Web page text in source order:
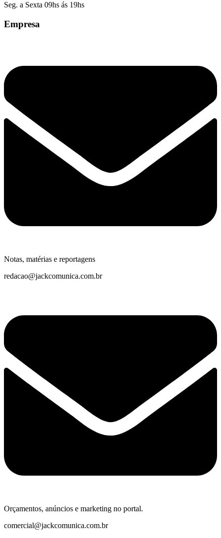
Seg. a Sexta 09hs ás 19hs
Empresa
Notas, matérias e reportagens
redacao@jackcomunica.com.br
Orçamentos, anúncios e marketing no portal.
comercial@jackcomunica.com.br